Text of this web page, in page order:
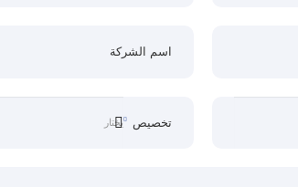
اسم الشركة
تخصيص